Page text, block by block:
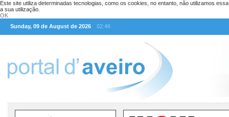
Este site utiliza determinadas tecnologias, como os cookies, no entanto, não utilizamos
a sua utilização.
OK
Sunday, 09 de August de 2026
02:46